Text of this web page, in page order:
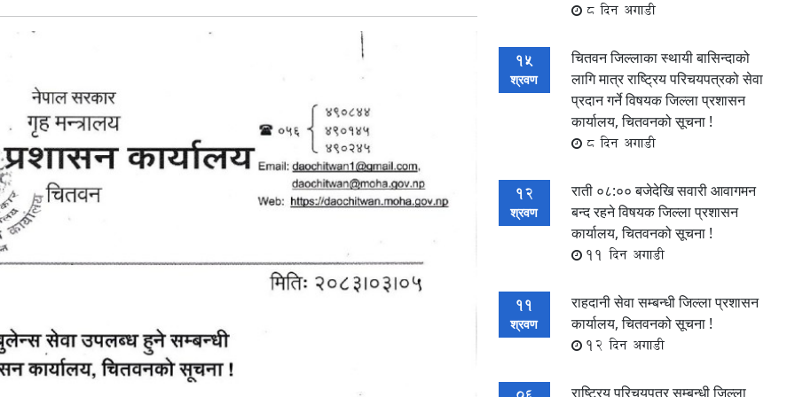
8 दिन अगाडी
15
श्रवण
चितवन जिल्लाका स्थायी बासिन्दाको
लागि मात्र राष्ट्रिय परिचयपत्रको सेवा
प्रदान गर्ने विषयक जिल्ला प्रशासन
कार्यालय, चितवनको सूचना !
8 दिन अगाडी
12
श्रवण
राती ०८:०० बजेदेखि सवारी आवागमन
बन्द रहने विषयक जिल्ला प्रशासन
कार्यालय, चितवनको सूचना !
11 दिन अगाडी
11
श्रवण
राहदानी सेवा सम्बन्धी जिल्ला प्रशासन
कार्यालय, चितवनको सूचना !
12 दिन अगाडी
राष्ट्रिय परिचयपत्र सम्बन्धी जिल्ला